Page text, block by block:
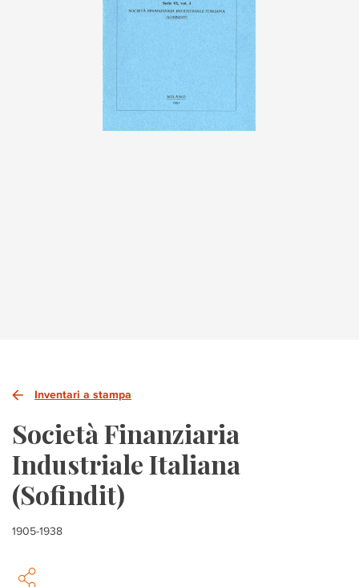
Inventari a stampa
Società Finanziaria
Industriale Italiana
(Sofindit)
1905-1938